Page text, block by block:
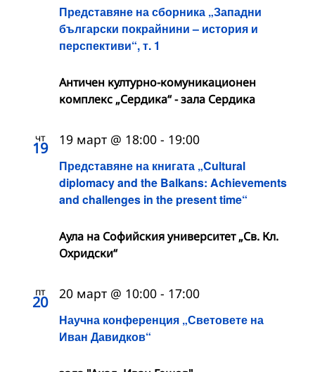
Представяне на сборника „Западни
български покрайнини – история и
перспективи“, т. 1
Античен културно-комуникационен
комплекс „Сердика“ - зала Сердика
чт
19
Представяне на книгата „Cultural
diplomacy and the Balkans: Achievements
and challenges in the present time“
19 март @ 18:00 - 19:00
Аула на Софийския университет „Св. Кл.
Охридски“
пт
20
Научна конференция „Световете на
Иван Давидков“
20 март @ 10:00 - 17:00